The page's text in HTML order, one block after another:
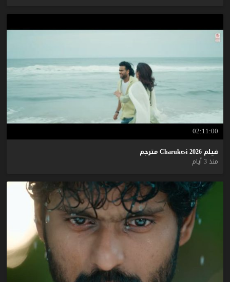
02:11:00
فيلم Charukesi 2026
مترجم
منذ 3 أيام